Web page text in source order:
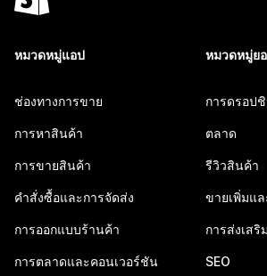
หมวดหมู่แอป
ช่องทางการขาย
การหาสินค้า
การขายสินค้า
คำสั่งซื้อและการจัดส่ง
การออกแบบร้านค้า
การตลาดและคอนเวอร์ชัน
หมวดหมู่ย
การดรอป
ตลาด
รีวิวสินค้า
ขายเพิ่มแ
การส่งเส
SEO